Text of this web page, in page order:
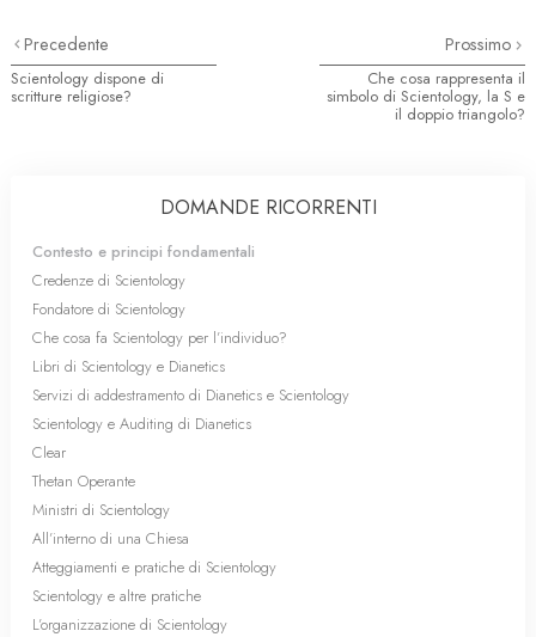
Precedente
Scientology dispone di
scritture religiose?
Prossimo
Che cosa rappresenta il
simbolo di Scientology, la S e
il doppio triangolo?
DOMANDE RICORRENTI
Contesto e principi fondamentali
Credenze di Scientology
Fondatore di Scientology
Che cosa fa Scientology per l’individuo?
Libri di Scientology e Dianetics
Servizi di addestramento di Dianetics e Scientology
Scientology e Auditing di Dianetics
Clear
Thetan Operante
Ministri di Scientology
All’interno di una Chiesa
Atteggiamenti e pratiche di Scientology
Scientology e altre pratiche
L’organizzazione di Scientology